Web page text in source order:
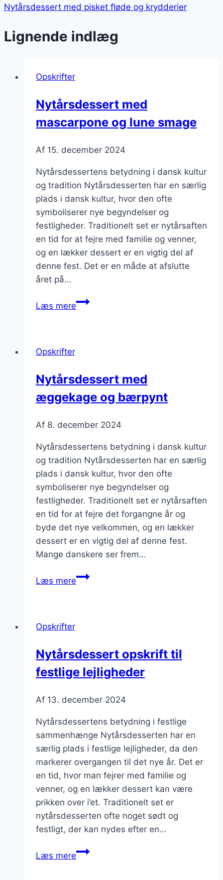
Nytårsdessert med pisket fløde og krydderier
Lignende indlæg
Opskrifter
Nytårsdessert med
mascarpone og lune smage
Af 15. december 2024
Nytårsdessertens betydning i dansk kultur
og tradition Nytårsdesserten har en særlig
plads i dansk kultur, hvor den ofte
symboliserer nye begyndelser og
festligheder. Traditionelt set er nytårsaften
en tid for at fejre med familie og venner,
og en lækker dessert er en vigtig del af
denne fest. Det er en måde at afslutte
året på…
Læs mereNytårsdessert
Opskrifter
Nytårsdessert med
æggekage og bærpynt
Af 8. december 2024
Nytårsdessertens betydning i dansk kultur
og tradition Nytårsdesserten har en særlig
plads i dansk kultur, hvor den ofte
symboliserer nye begyndelser og
festligheder. Traditionelt set er nytårsaften
en tid for at fejre det forgangne år og
byde det nye velkommen, og en lækker
dessert er en vigtig del af denne fest.
Mange danskere ser frem…
Læs mereNytårsdessert
Opskrifter
Nytårsdessert opskrift til
festlige lejligheder
Af 13. december 2024
Nytårsdessertens betydning i festlige
sammenhænge Nytårsdesserten har en
særlig plads i festlige lejligheder, da den
markerer overgangen til det nye år. Det er
en tid, hvor man fejrer med familie og
venner, og en lækker dessert kan være
prikken over i’et. Traditionelt set er
nytårsdesserten ofte noget sødt og
festligt, der kan nydes efter en…
Læs mereNytårsdessert